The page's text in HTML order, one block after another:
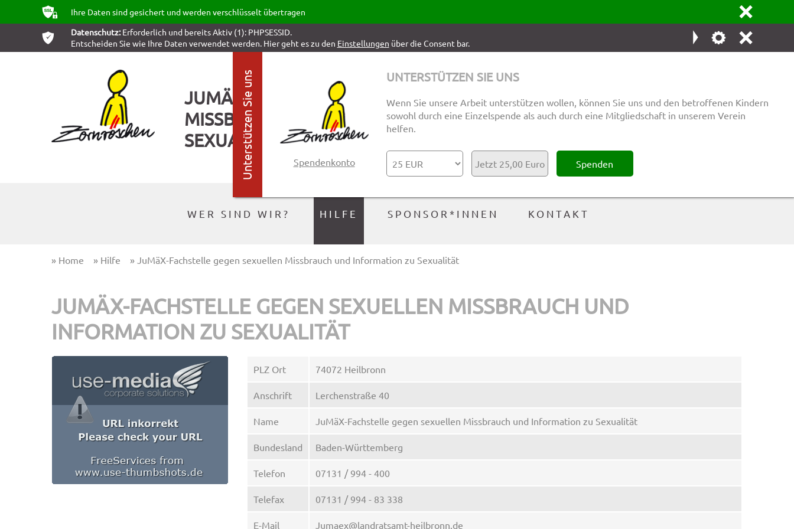
ʥ Ihre Daten sind gesichert und werden verschlüsselt übertragen
ı
ͳ
Datenschutz:Erforderlich und bereits Aktiv (1): PHPSESSID.
Entscheiden Sie wie Ihre Daten verwendet werden. Hier geht es zu den Einstellungen über die Consent bar. Ţ ő ı
Unterstützen Sie uns Spendenkonto
UNTERSTÜTZEN SIE UNS
Wenn Sie unsere Arbeit unterstützen wollen, können Sie uns und den betroffenen Kindern
sowohl durch eine Einzelspende als auch durch eine Mitgliedschaft in unserem Verein
helfen.
Ÿ
9:30 bis 10:30 Uhr
0 21 61 - 20 88 86
EINSTELLUNGEN
JUMÄX-FACHSTELLE GEGEN SEXUELLEN
MISSBRAUCH UND INFORMATION ZU
SEXUALITÄT
WER SIND WIR? HILFE SPONSOR*INNEN KONTAKT
» Home » Hilfe » JuMäX-Fachstelle gegen sexuellen Missbrauch und Information zu Sexualität
JUMÄX-FACHSTELLE GEGEN SEXUELLEN MISSBRAUCH UND
INFORMATION ZU SEXUALITÄT
PLZ Ort 74072 Heilbronn
Anschrift Lerchenstraße 40
Name JuMäX-Fachstelle gegen sexuellen Missbrauch und Information zu Sexualität
Bundesland Baden-Württemberg
Telefon 07131 / 994 - 400
Telefax 07131 / 994 - 83 338
E-Mail Jumaex@landratsamt-heilbronn.de